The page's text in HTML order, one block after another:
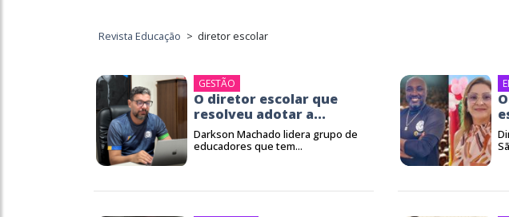
Revista Educação > diretor escolar
GESTÃO
O diretor escolar que
resolveu adotar a...
Darkson Machado lidera grupo de
educadores que tem...